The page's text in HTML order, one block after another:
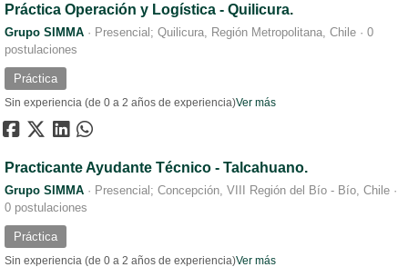
Práctica Operación y Logística - Quilicura.
Grupo SIMMA · Presencial; Quilicura, Región Metropolitana, Chile · 0
postulaciones
Práctica
Sin experiencia (de 0 a 2 años de experiencia)Ver más
Practicante Ayudante Técnico - Talcahuano.
Grupo SIMMA · Presencial; Concepción, VIII Región del Bío - Bío, Chile ·
0 postulaciones
Práctica
Sin experiencia (de 0 a 2 años de experiencia)Ver más